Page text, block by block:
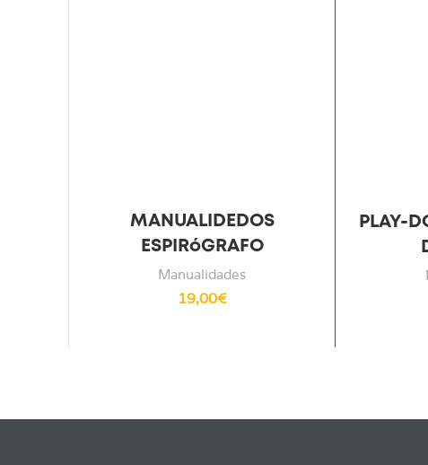
MANUALIDEDOS
ESPIRóGRAFO
Manualidades
19,00€
PLAY-